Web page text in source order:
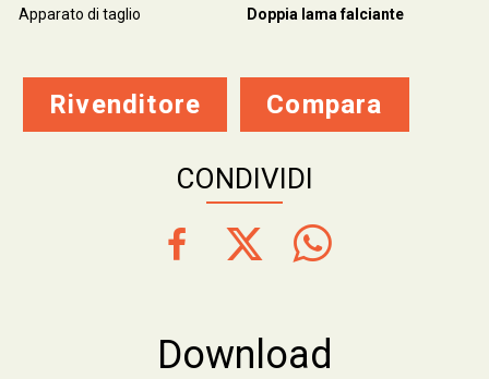
Apparato di taglio Doppia lama falciante
Rivenditore Compara
CONDIVIDI
Download